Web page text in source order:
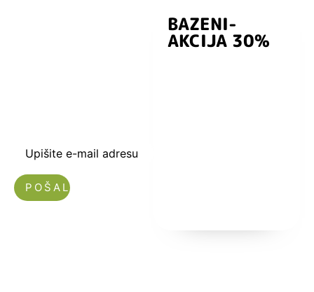
Upišite e-mail adresu
BAZENI-
AKCIJA 30%